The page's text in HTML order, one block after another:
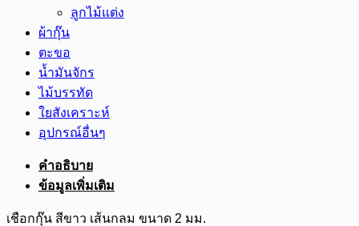
ลูกไม้แต่ง
ผ้ากุ๊น
ตะขอ
น้ำมันจักร
ไม้บรรทัด
ใยสังเคราะห์
อุปกรณ์อื่นๆ
คำอธิบาย
ข้อมูลเพิ่มเติม
เชือกกุ๊น สีขาว เส้นกลม ขนาด 2 มม.